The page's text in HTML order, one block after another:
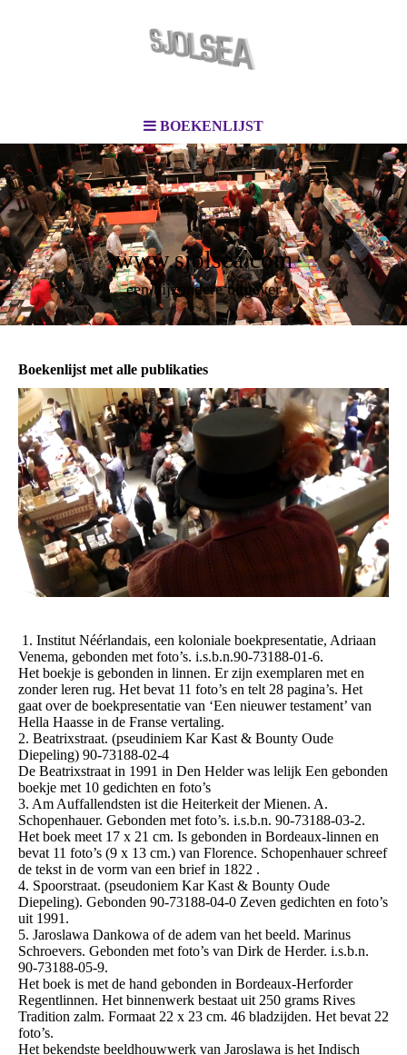
BOEKENLIJST
www.sjolsea.com
een bijzondere uitgever
Boekenlijst met alle publikaties
1. Institut Néérlandais, een koloniale boekpresentatie, Adriaan
Venema, gebonden met foto’s. i.s.b.n.90-73188-01-6.
Het boekje is gebonden in linnen. Er zijn exemplaren met en
zonder leren rug. Het bevat 11 foto’s en telt 28 pagina’s. Het
gaat over de boekpresentatie van ‘Een nieuwer testament’ van
Hella Haasse in de Franse vertaling.
2. Beatrixstraat. (pseudiniem Kar Kast & Bounty Oude
Diepeling) 90-73188-02-4
De Beatrixstraat in 1991 in Den Helder was lelijk Een gebonden
boekje met 10 gedichten en foto’s
3. Am Auffallendsten ist die Heiterkeit der Mienen. A.
Schopenhauer. Gebonden met foto’s. i.s.b.n. 90-73188-03-2.
Het boek meet 17 x 21 cm. Is gebonden in Bordeaux-linnen en
bevat 11 foto’s (9 x 13 cm.) van Florence. Schopenhauer schreef
de tekst in de vorm van een brief in 1822 .
4. Spoorstraat. (pseudoniem Kar Kast & Bounty Oude
Diepeling). Gebonden 90-73188-04-0 Zeven gedichten en foto’s
uit 1991.
5. Jaroslawa Dankowa of de adem van het beeld. Marinus
Schroevers. Gebonden met foto’s van Dirk de Herder. i.s.b.n.
90-73188-05-9.
Het boek is met de hand gebonden in Bordeaux-Herforder
Regentlinnen. Het binnenwerk bestaat uit 250 grams Rives
Tradition zalm. Formaat 22 x 23 cm. 46 bladzijden. Het bevat 22
foto’s.
Het bekendste beeldhouwwerk van Jaroslawa is het Indisch